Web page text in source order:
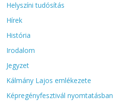
Helyszíni tudósítás
Hírek
História
Irodalom
Jegyzet
Kálmány Lajos emlékezete
Képregényfesztivál nyomtatásban